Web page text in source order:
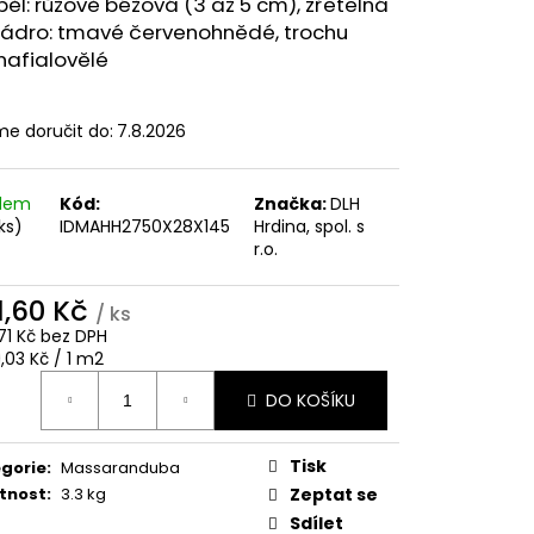
tmavé červenohnědé, trochu
doručit do: 7.8.2026
Kód:
IDMAHH2750X28X145
Značka:DLH
Hrdina, spol. s
r.o.
Kč / ks
Kč bez DPH
Kč / 1 m2
DO KOŠÍKU
: Massaranduba
: 3.3 kg
Tisk
Zeptat se
Sdílet